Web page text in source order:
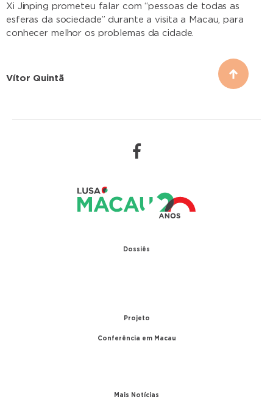
Xi Jinping prometeu falar com “pessoas de todas as
esferas da sociedade” durante a visita a Macau, para
conhecer melhor os problemas da cidade.
Vítor Quintã
Dossiês
Projeto
Conferência em Macau
Mais Notícias